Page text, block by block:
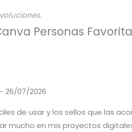
Personas
26/07/2026
de usar y los sellos que las
mucho en mis proyectos